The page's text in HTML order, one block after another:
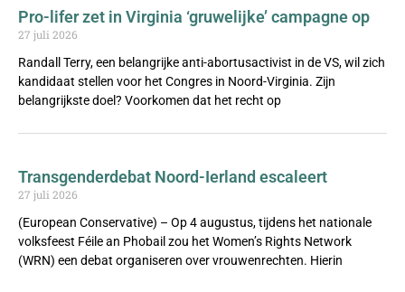
Pro-lifer zet in Virginia ‘gruwelijke’ campagne op
27 juli 2026
Randall Terry, een belangrijke anti-abortusactivist in de VS, wil zich
kandidaat stellen voor het Congres in Noord-Virginia. Zijn
belangrijkste doel? Voorkomen dat het recht op
Transgenderdebat Noord-Ierland escaleert
27 juli 2026
(European Conservative) – Op 4 augustus, tijdens het nationale
volksfeest Féile an Phobail zou het Women’s Rights Network
(WRN) een debat organiseren over vrouwenrechten. Hierin